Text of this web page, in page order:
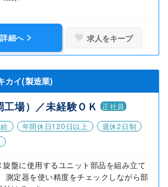
細へ 求人をキープ
イ(製造業)
場）／未経験ＯＫ
正社員
年間休日120日以上
週休2日制
旋盤に使用するユニット部品を組み立て
測定器を使い精度をチェックしながら部